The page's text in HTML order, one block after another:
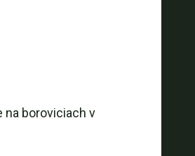
na boroviciach v